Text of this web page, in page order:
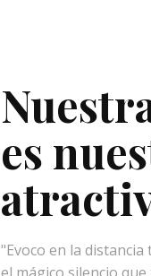
es
"Evoco en la